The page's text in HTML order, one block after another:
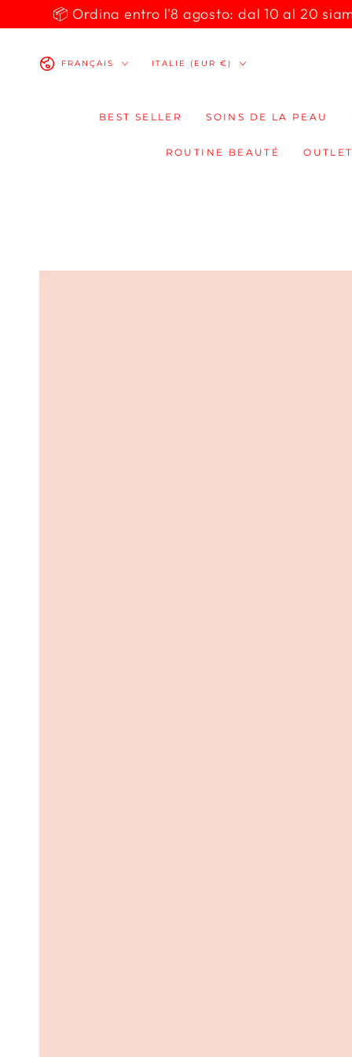
IGNORER LE
CONTENU📦 Ordina entro l'8 agosto: dal 10 al 20
LangueFRANÇAIS Pays/région
ITALIE (EUR €)
BEST SELLER SOINS DE LA PEAU
ROUTINE BEAUTÉ
IGNORER LES